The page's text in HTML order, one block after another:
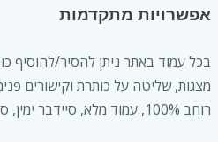
אפשרויות מתקדמות
בכל עמוד באתר ניתן להסיר/להוסיף
רוחב 100%, עמוד מלא, סיידבר ימין, סיידבר שמאל.